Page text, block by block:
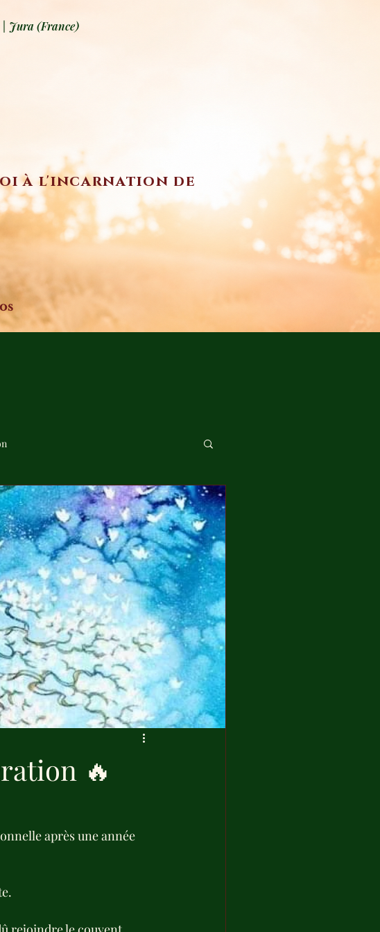
| Jura (France)
à l'incarnation de
🔥
après une année